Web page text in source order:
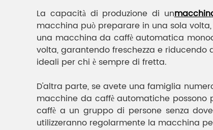
La capacità di produzione di un
macchina può preparare in una sola
una macchina da caffè automatica
volta, garantendo freschezza e
ideali per chi è sempre di fretta.
D'altra parte, se avete una famiglia
macchine da caffè automatiche possono
caffè a un gruppo di persone senza
utilizzeranno regolarmente la macchina